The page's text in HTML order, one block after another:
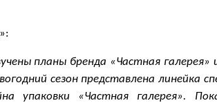
планы бренда «Частная
сезон представлена линейка
упаковки «Частная галерея».